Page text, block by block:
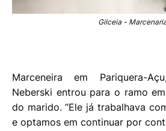
Gilceia -
Marceneira em Pariquera-
Neberski entrou para o ramo
do marido. “Ele já trabalhava
e optamos em continuar por